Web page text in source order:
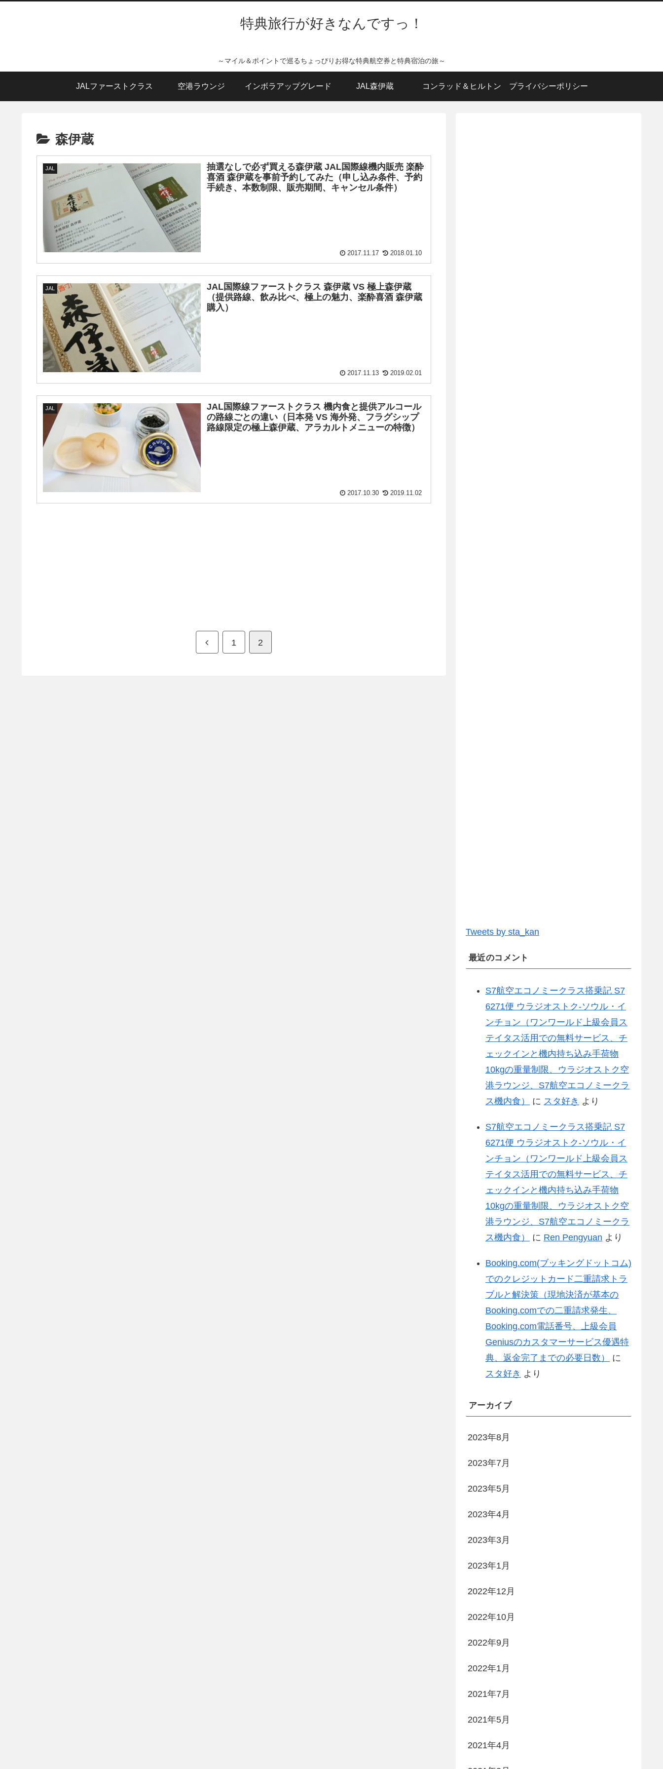
特典旅行が好きなんですっ！
～マイル＆ポイントで巡るちょっぴりお得な特典航空券と特典宿泊の旅～
JALファーストクラス 空港ラウンジ インボラアップグレード JAL森伊蔵 コンラッド＆ヒルトン プライバシーポリシー
森伊蔵
JAL
抽選なしで必ず買える森伊蔵 JAL国際線機内販売 楽酔
喜酒 森伊蔵を事前予約してみた（申し込み条件、予約
手続き、本数制限、販売期間、キャンセル条件）
2017.11.17 2018.01.10
JAL
JAL国際線ファーストクラス 森伊蔵 VS 極上森伊蔵
（提供路線、飲み比べ、極上の魅力、楽酔喜酒 森伊蔵
購入）
2017.11.13 2019.02.01
JAL
JAL国際線ファーストクラス 機内食と提供アルコール
の路線ごとの違い（日本発 VS 海外発、フラグシップ
路線限定の極上森伊蔵、アラカルトメニューの特徴）
2017.10.30 2019.11.02
1 2
Tweets by sta_kan
最近のコメント
S7航空エコノミークラス搭乗記 S7
6271便 ウラジオストク-ソウル・イ
ンチョン（ワンワールド上級会員ス
テイタス活用での無料サービス、チ
ェックインと機内持ち込み手荷物
10kgの重量制限、ウラジオストク空
港ラウンジ、S7航空エコノミークラ
ス機内食）
に スタ好き より
S7航空エコノミークラス搭乗記 S7
6271便 ウラジオストク-ソウル・イ
ンチョン（ワンワールド上級会員ス
テイタス活用での無料サービス、チ
ェックインと機内持ち込み手荷物
10kgの重量制限、ウラジオストク空
港ラウンジ、S7航空エコノミークラ
ス機内食）
に Ren Pengyuan より
Booking.com(ブッキングドットコム)
でのクレジットカード二重請求トラ
ブルと解決策（現地決済が基本の
Booking.comでの二重請求発生、
Booking.com電話番号、上級会員
Geniusのカスタマーサービス優遇特
典、返金完了までの必要日数）
に
スタ好き より
アーカイブ
2023年8月
2023年7月
2023年5月
2023年4月
2023年3月
2023年1月
2022年12月
2022年10月
2022年9月
2022年1月
2021年7月
2021年5月
2021年4月